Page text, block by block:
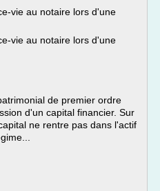
vie au notaire lors d'une
vie au notaire lors d'une
de premier ordre
d'un capital financier. Sur
ne rentre pas dans l'actif